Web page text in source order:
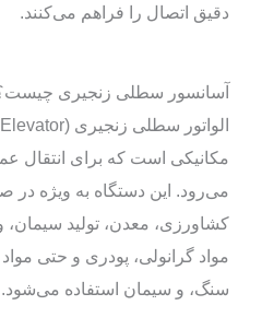
دقیق اتصال را فراهم می‌کنند.
آسانسور سطلی زنجیری
مکانیکی است که برای انتقال
می‌رود. این دستگاه به ویژه در
کشاورزی، معدن، تولید سیمان،
مواد گرانولی، پودری و حتی
سنگ، و سیمان استفاده می‌شود.